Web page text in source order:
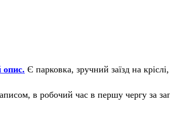
опис. Є парковка, зручний заїзд на
в робочий час в першу чергу за